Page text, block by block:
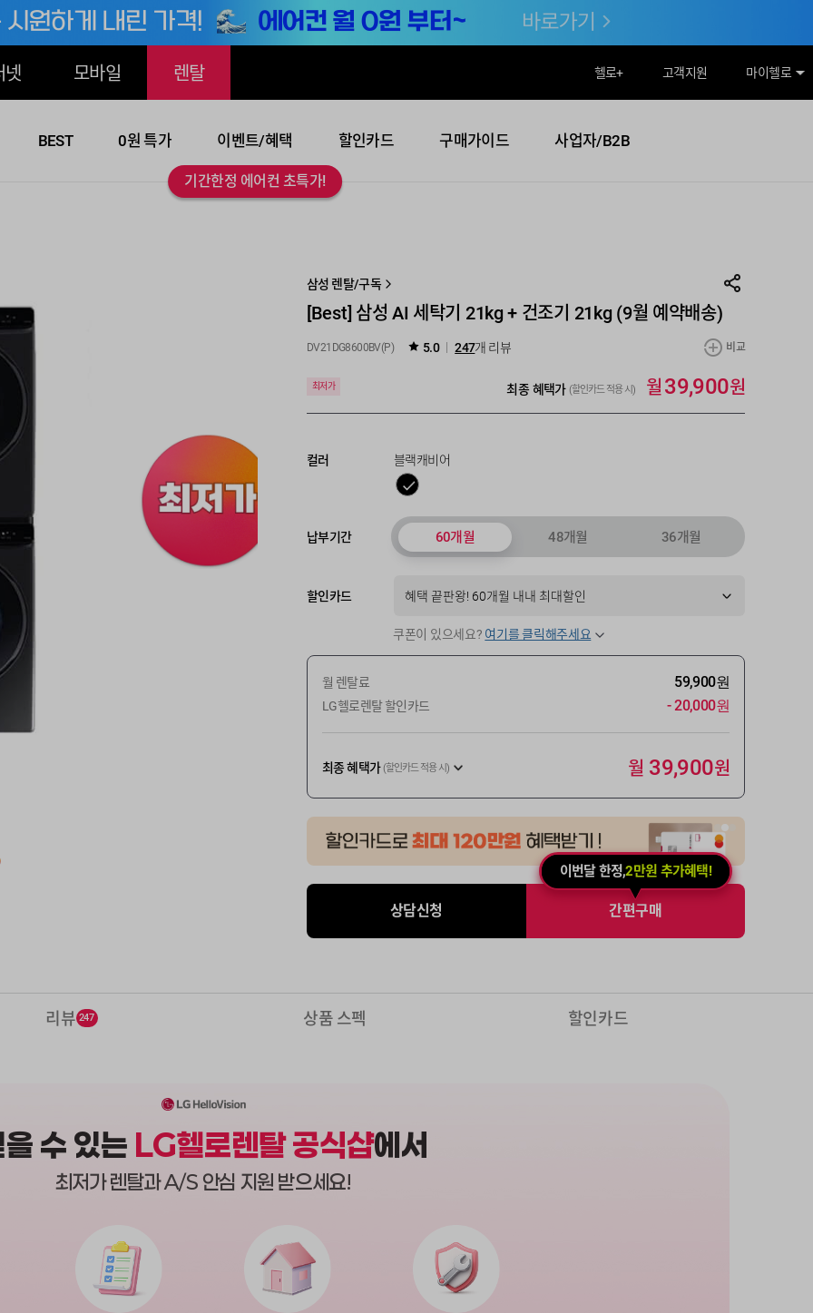
넷 모바일 렌탈 헬로+ 고객지원 마이헬로
BEST 0원 특가 이벤트/혜택
기간한정 에어컨 초특가!
할인카드 구매가이드 사업자/B2B
삼성 렌탈/구독
[Best] 삼성 AI 세탁기 21kg + 건조기 21kg (9월 예약배송)
DV21DG8600BV(P) 5.0 247개 리뷰 비교
최저가 최종 혜택가 (할인카드 적용 시) 월39,900원
컬러 블랙캐비어
납부기간 60개월 48개월 36개월
할인카드 혜택 끝판왕! 60개월 내내 최대할인
쿠폰이 있으세요? 여기를 클릭해주세요
월 렌탈료 59,900원
LG헬로렌탈 할인카드 - 20,000원
최종 혜택가 (할인카드 적용 시) 월 39,900원
상담신청
이번달 한정,2만원 추가혜택!
간편구매
리뷰 247 상품 스펙 할인카드
수 있는 LG헬로렌탈 공식샵에서
최저가 렌탈과 A/S 안심 지원 받으세요!